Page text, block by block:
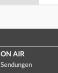
ON AIR
Sendungen